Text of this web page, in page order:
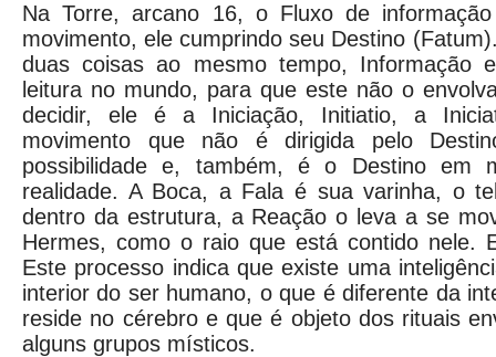
Na Torre, arcano 16, o Fluxo de
movimento, ele cumprindo seu Destino
duas coisas ao mesmo tempo, Informação
leitura no mundo, para que este não o
decidir, ele é a Iniciação, Initiatio, a
movimento que não é dirigida pelo
possibilidade e, também, é o Destino em
realidade. A Boca, a Fala é sua varinha, o
dentro da estrutura, a Reação o leva a se
Hermes, como o raio que está contido nele.
Este processo indica que existe uma
interior do ser humano, o que é diferente da
reside no cérebro e que é objeto dos rituais
alguns grupos místicos.